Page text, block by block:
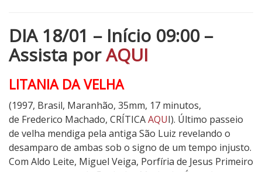
DIA 18/01 – Início 09:00 –
Assista porAQUI
LITANIA DA VELHA
(1997, Brasil, Maranhão, 35mm, 17 minutos,
de Frederico Machado, CRÍTICAAQUI). Último passeio
de velha mendiga pela antiga São Luiz revelando o
desamparo de ambas sob o signo de um tempo injusto.
Com Aldo Leite, Miguel Veiga, Porfíria de Jesus Primeiro